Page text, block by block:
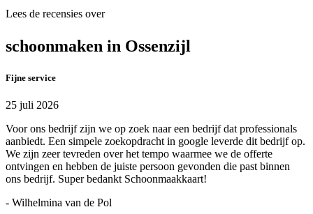
Lees de recensies over
schoonmaken in Ossenzijl
Fijne service
25 juli 2026
Voor ons bedrijf zijn we op zoek naar een bedrijf dat professionals
aanbiedt. Een simpele zoekopdracht in google leverde dit bedrijf op.
We zijn zeer tevreden over het tempo waarmee we de offerte
ontvingen en hebben de juiste persoon gevonden die past binnen
ons bedrijf. Super bedankt Schoonmaakkaart!
- Wilhelmina van de Pol